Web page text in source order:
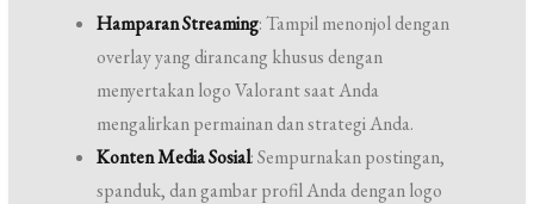
Hamparan Streaming: Tampil menonjol dengan
overlay yang dirancang khusus dengan
menyertakan logo Valorant saat Anda
mengalirkan permainan dan strategi Anda.
Konten Media Sosial: Sempurnakan postingan,
spanduk, dan gambar profil Anda dengan logo